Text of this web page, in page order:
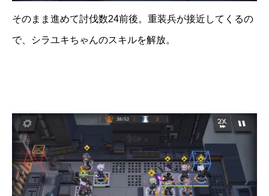
そのまま進めて討伐数24前後。重装兵が接近してくるの
で、シラユキちゃんのスキルを解放。